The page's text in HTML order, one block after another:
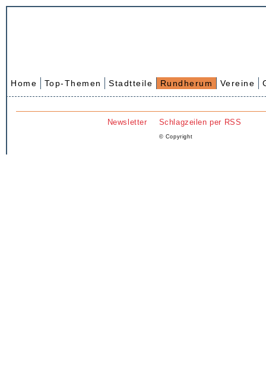
Home Top-Themen Stadtteile Rundherum Vereine
Newsletter Schlagzeilen per RSS
© Copyright